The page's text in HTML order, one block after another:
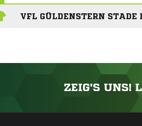
VFL GÜLDENSTERN STADE
ZEIG'S UNS!